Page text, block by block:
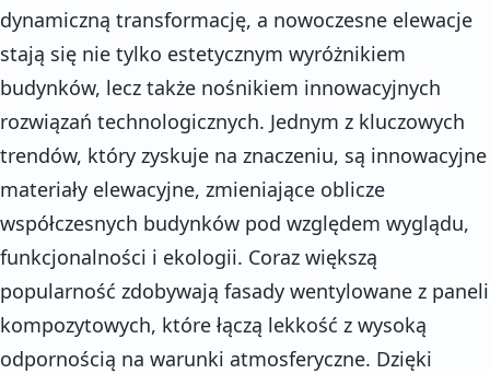
dynamiczną transformację, a nowoczesne elewacje
stają się nie tylko estetycznym wyróżnikiem
budynków, lecz także nośnikiem innowacyjnych
rozwiązań technologicznych. Jednym z kluczowych
trendów, który zyskuje na znaczeniu, są innowacyjne
materiały elewacyjne, zmieniające oblicze
współczesnych budynków pod względem wyglądu,
funkcjonalności i ekologii. Coraz większą
popularność zdobywają fasady wentylowane z paneli
kompozytowych, które łączą lekkość z wysoką
odpornością na warunki atmosferyczne. Dzięki